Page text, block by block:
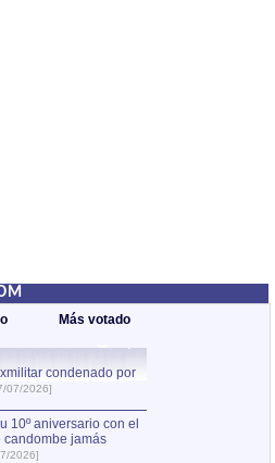
Más votado
condenado por
07/2026]
10º aniversario con el
candombe jamás
2026]